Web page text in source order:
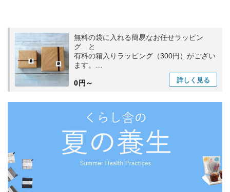
無料の袋に入れる簡易なお任せラッピン
グ と
有料の箱入りラッピング（300円）がござい
ます。
0円～
詳しく 見る